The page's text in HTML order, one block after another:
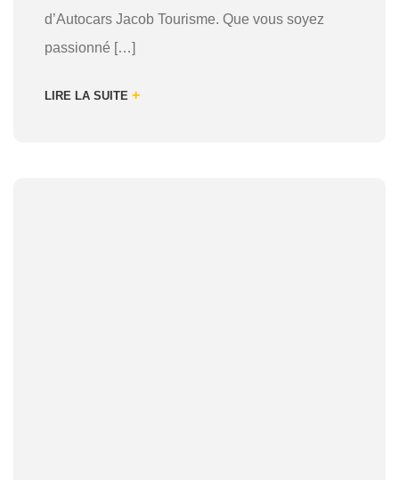
d’Autocars Jacob Tourisme. Que vous soyez
passionné […]
LIRE LA SUITE +